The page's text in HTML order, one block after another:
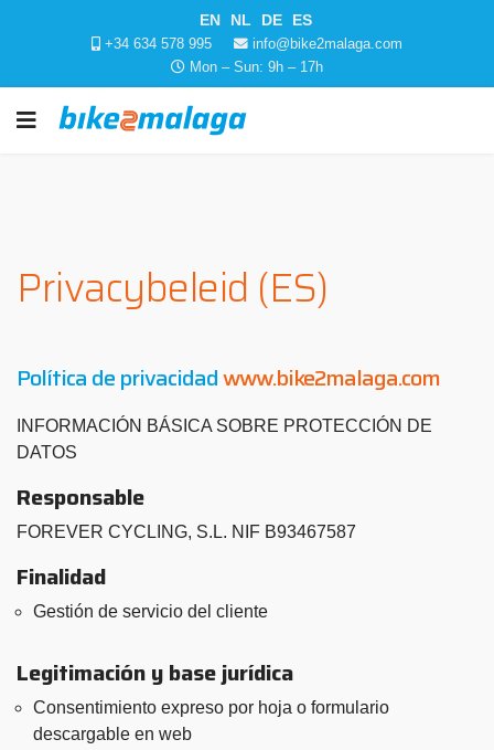
EN NL DE ES
+34 634 578 995
info@bike2malaga.com
Mon – Sun: 9h – 17h
Privacybeleid (ES)
Política de privacidadwww.bike2malaga.com
INFORMACIÓN BÁSICA SOBRE PROTECCIÓN DE
DATOS
Responsable
FOREVER CYCLING, S.L. NIF B93467587
Finalidad
Gestión de servicio del cliente
Legitimación y base jurídica
Consentimiento expreso por hoja o formulario
descargable en web